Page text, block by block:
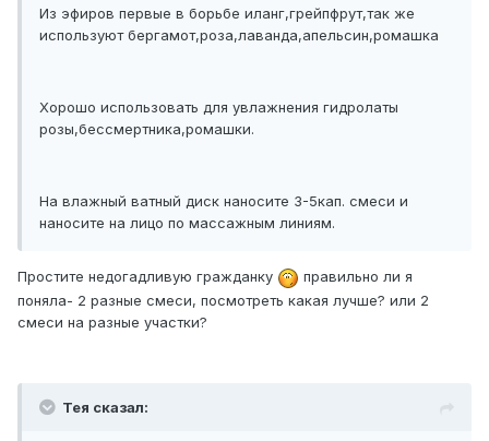
Из эфиров первые в борьбе иланг,грейпфрут,так же
используют бергамот,роза,лаванда,апельсин,ромашка
Хорошо использовать для увлажнения гидролаты
розы,бессмертника,ромашки.
На влажный ватный диск наносите 3-5кап. смеси и
наносите на лицо по массажным линиям.
Простите недогадливую гражданку
правильно ли я
поняла- 2 разные смеси, посмотреть какая лучше? или 2
смеси на разные участки?
Тея сказал: